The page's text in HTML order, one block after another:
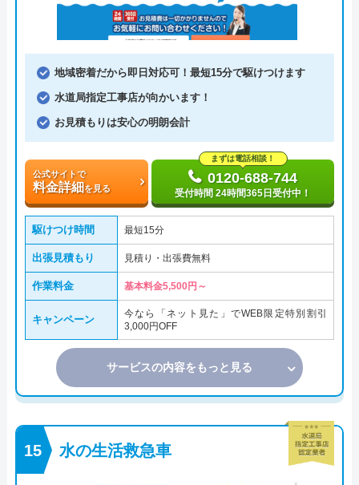
地域密着だから即日対応可！最短15分で駆けつけます
水道局指定工事店が向かいます！
お見積もりは安心の明朗会計
公式サイトで
料金詳細を見る
まずは電話相談！
0120-688-744
受付時間 24時間365日受付中！
駆けつけ時間 最短15分
出張見積もり 見積り・出張費無料
作業料金 基本料金5,500円～
キャンペーン
今なら「ネット見た」でWEB限定特別割引
3,000円OFF
サービスの内容をもっと見る
水の生活救急車